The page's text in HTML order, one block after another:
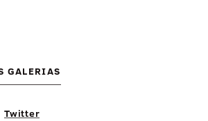
GALERIAS
Twitter